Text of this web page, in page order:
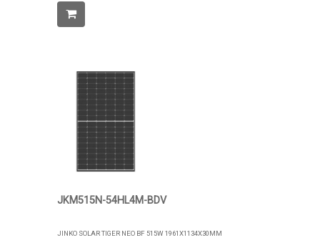
JKM515N-54HL4M-BDV
JINKO SOLAR TIGER NEO BF 515W 1961X1134X30MM